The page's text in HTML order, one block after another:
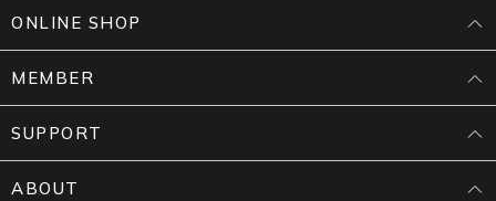
ONLINE SHOP
MEMBER
SUPPORT
ABOUT